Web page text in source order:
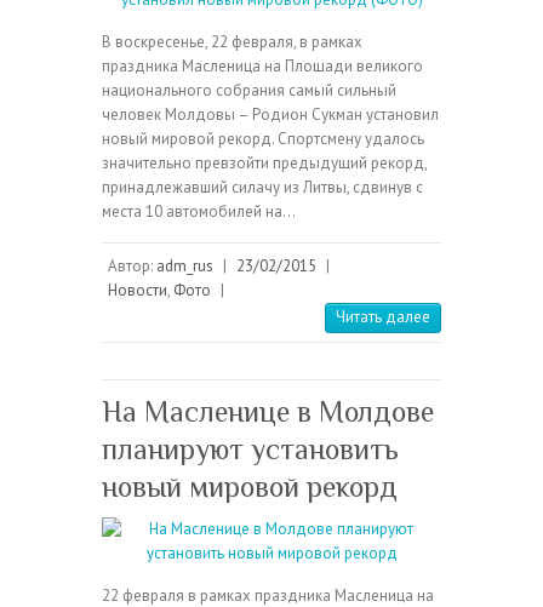
В воскресенье, 22 февраля, в рамках
праздника Масленица на Площади великого
национального собрания самый сильный
человек Молдовы – Родион Сукман установил
новый мировой рекорд. Спортсмену удалось
значительно превзойти предыдущий рекорд,
принадлежавший силачу из Литвы, сдвинув с
места 10 автомобилей на…
Автор: adm_rus | 23/02/2015 |
Новости, Фото |
Читать далее
На Масленице в Молдове
планируют установить
новый мировой рекорд
22 февраля в рамках праздника Масленица на